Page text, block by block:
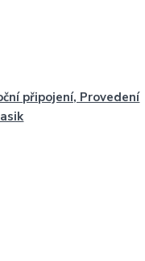
připojení, Provedení